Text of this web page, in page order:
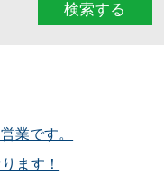
検索する
業です。
ます！